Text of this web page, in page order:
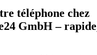
téléphone chez
GmbH –